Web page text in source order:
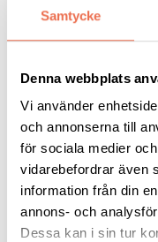
Samtycke
Denna webbplats
Vi använder
och annonserna till
för sociala medier
vidarebefordrar även
information från din
annons- och
Dessa kan i sin tur
Detta får
Kinnaborgsalen Kinna.
Som moderator har vi
MarkbonHasse Carlsson
Under kvällen gör vi
Alla hälsas välkomna till
frågor eller bara lyssna.